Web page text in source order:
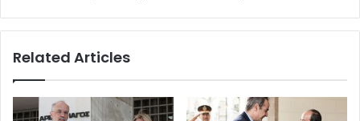
Related Articles